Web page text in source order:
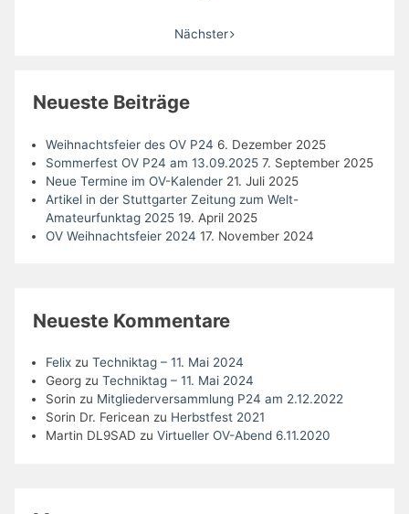
Nächster
Neueste Beiträge
Weihnachtsfeier des OV P24 6. Dezember 2025
Sommerfest OV P24 am 13.09.2025 7. September 2025
Neue Termine im OV-Kalender 21. Juli 2025
Artikel in der Stuttgarter Zeitung zum Welt-
Amateurfunktag 2025 19. April 2025
OV Weihnachtsfeier 2024 17. November 2024
Neueste Kommentare
Felixzu Techniktag – 11. Mai 2024
Georgzu Techniktag – 11. Mai 2024
Sorin zu Mitgliederversammlung P24 am 2.12.2022
Sorin Dr. Fericean zu Herbstfest 2021
Martin DL9SAD zu Virtueller OV-Abend 6.11.2020